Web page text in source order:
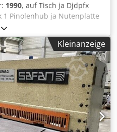
1990, auf Tisch ja Djdpfx
1 Pinolenhub ja Nutenplatte
790 kg +++++ Bitte
im demontierten und
diesem Grund ist eine
Fertigung eines Videos
enthält unsere Anzeige die
Qualität. Die
nicht möglich. +++++
Kleinanzeige